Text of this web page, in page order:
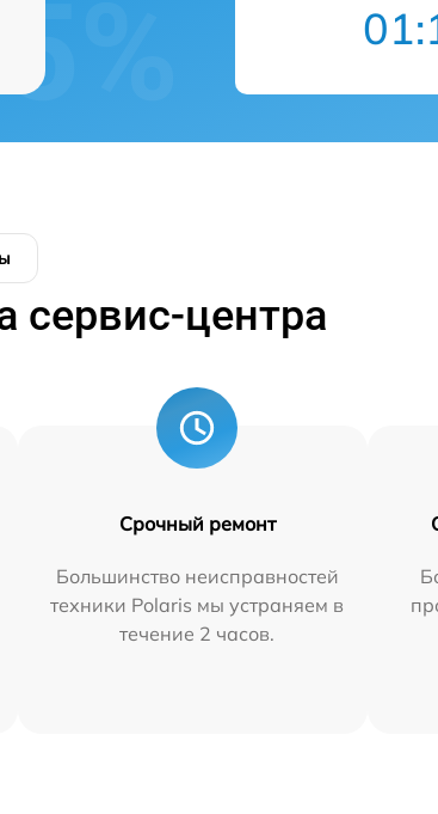
сервис-центра
Срочный ремонт
Большинство неисправностей
техники Polaris мы устраняем в
течение 2 часов.